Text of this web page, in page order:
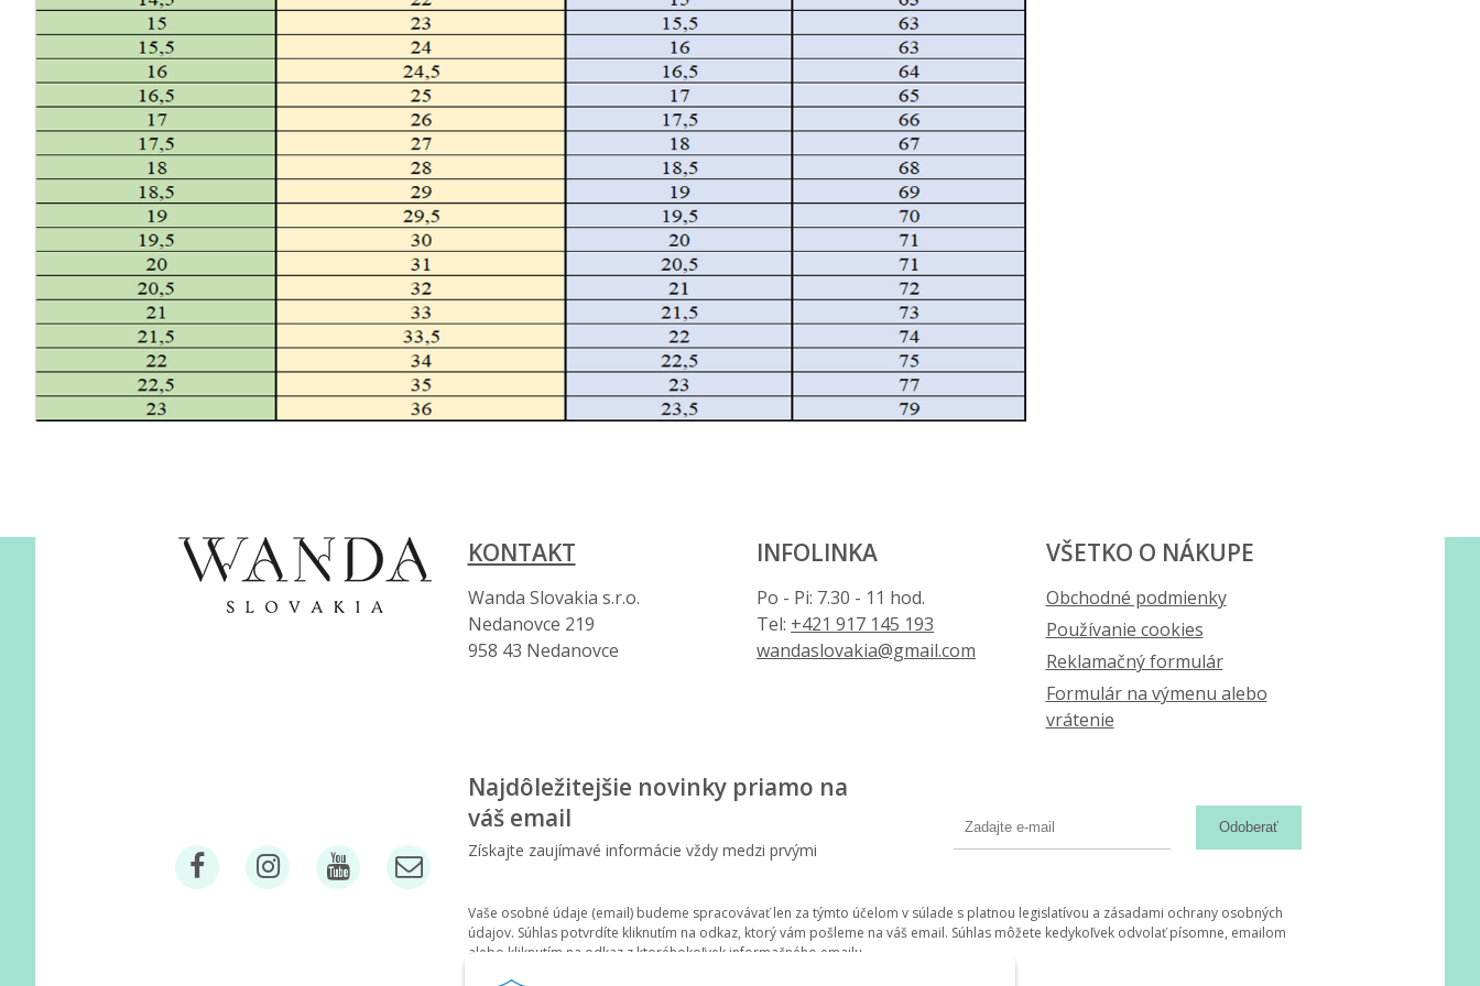
KONTAKT
Wanda Slovakia s.r.o.
Nedanovce 219
958 43 Nedanovce
INFOLINKA
Po - Pi: 7.30 - 11 hod.
Tel: +421 917 145 193
wandaslovakia@gmail.com
VŠETKO O NÁKUPE
Obchodné podmienky
Používanie cookies
Reklamačný formulár
Formulár na výmenu alebo
vrátenie
Najdôležitejšie novinky priamo na
váš email
Získajte zaujímavé informácie vždy medzi prvými
Odoberať
Vaše osobné údaje (email) budeme spracovávať len za týmto účelom v súlade s platnou legislatívou a zásadami ochrany osobných
údajov. Súhlas potvrdíte kliknutím na odkaz, ktorý vám pošleme na váš email. Súhlas môžete kedykoľvek odvolať písomne, emailom
alebo kliknutím na odkaz z ktoréhokoľvek informačného emailu.